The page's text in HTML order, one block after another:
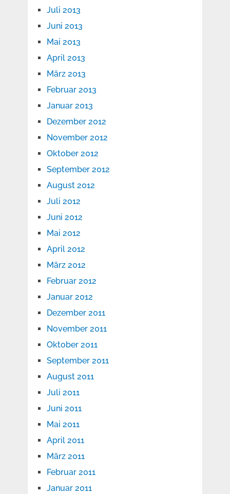
Juli 2013
Juni 2013
Mai 2013
April 2013
März 2013
Februar 2013
Januar 2013
Dezember 2012
November 2012
Oktober 2012
September 2012
August 2012
Juli 2012
Juni 2012
Mai 2012
April 2012
März 2012
Februar 2012
Januar 2012
Dezember 2011
November 2011
Oktober 2011
September 2011
August 2011
Juli 2011
Juni 2011
Mai 2011
April 2011
März 2011
Februar 2011
Januar 2011